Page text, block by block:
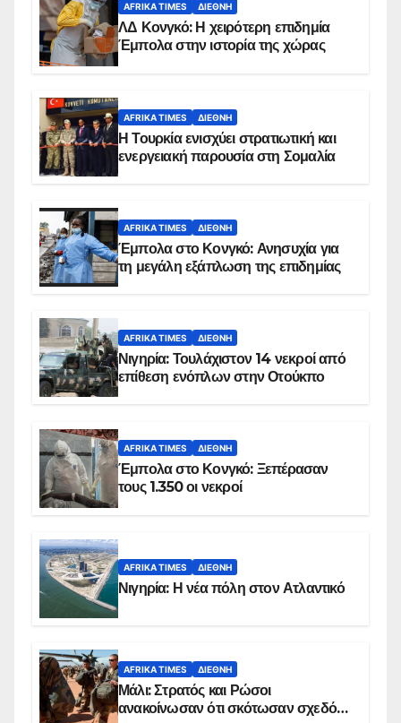
AFRIKA TIMES ΔΙΕΘΝΉ
ΛΔ Κονγκό: Η χειρότερη επιδημία
Έμπολα στην ιστορία της χώρας
AFRIKA TIMES ΔΙΕΘΝΉ
Η Τουρκία ενισχύει στρατιωτική και
ενεργειακή παρουσία στη Σομαλία
AFRIKA TIMES ΔΙΕΘΝΉ
Έμπολα στο Κονγκό: Ανησυχία για
τη μεγάλη εξάπλωση της επιδημίας
AFRIKA TIMES ΔΙΕΘΝΉ
Νιγηρία: Τουλάχιστον 14 νεκροί από
επίθεση ενόπλων στην Οτούκπο
AFRIKA TIMES ΔΙΕΘΝΉ
Έμπολα στο Κονγκό: Ξεπέρασαν
τους 1.350 οι νεκροί
AFRIKA TIMES ΔΙΕΘΝΉ
Νιγηρία: Η νέα πόλη στον Ατλαντικό
AFRIKA TIMES ΔΙΕΘΝΉ
Μάλι: Στρατός και Ρώσοι
ανακοίνωσαν ότι σκότωσαν σχεδόν